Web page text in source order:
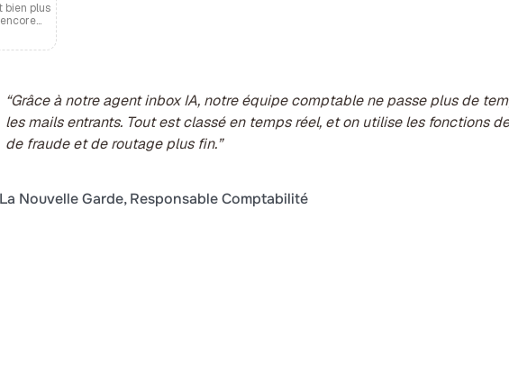
bien plus
encore...
“Grâce à notre agent inbox IA, notre équipe comptable ne passe plus de
les mails entrants. Tout est classé en temps réel, et on utilise les fonctions
de fraude et de routage plus fin.”
Nouvelle Garde, Responsable Comptabilité